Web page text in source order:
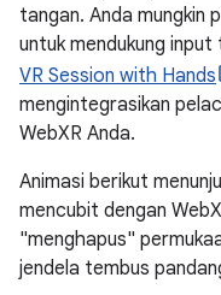
tangan. Anda mungkin
untuk mendukung
VR Session with Hands
mengintegrasikan
WebXR Anda.
Animasi berikut
mencubit dengan
"menghapus"
jendela tembus